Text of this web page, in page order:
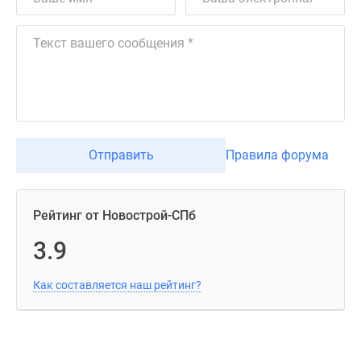
Отправить Правила форума
Рейтинг от Новострой-СПб
3.9
Как составляется наш рейтинг?